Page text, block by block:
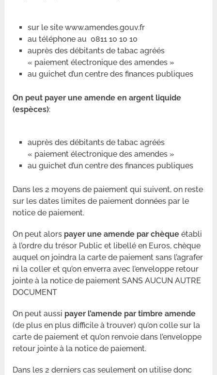
sur le site www.amendes.gouv.fr
au téléphone au 0811 10 10 10
auprès des débitants de tabac agréés
« paiement électronique des amendes »
au guichet d’un centre des finances publiques
On peut payer une amende en argent liquide
(espèces):
auprès des débitants de tabac agréés
« paiement électronique des amendes »
au guichet d’un centre des finances publiques
Dans les 2 moyens de paiement qui suivent, on reste
sur les dates limites de paiement données par le
notice de paiement.
On peut alors payer une amende par chèque établi
à l’ordre du trésor Public et libellé en Euros, chèque
auquel on joindra la carte de paiement sans l’agrafer
ni la coller et qu’on enverra avec l’enveloppe retour
jointe à la notice de paiement SANS AUCUN AUTRE
DOCUMENT
On peut aussi payer l’amende par timbre amende
(de plus en plus difficile à trouver) qu’on colle sur la
carte de paiement et qu’on renvoie dans l’enveloppe
retour jointe à la notice de paiement.
Dans les 2 derniers cas seulement on utilise donc